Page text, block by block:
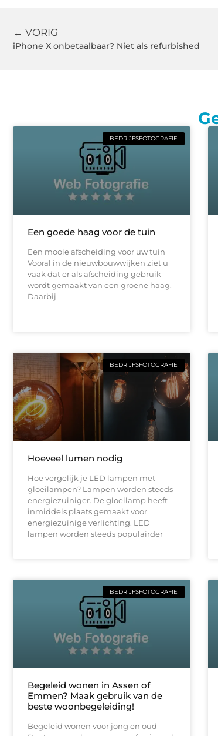
← VORIG
iPhone X onbetaalbaar? Niet als refurbished
BEDRIJFSFOTOGRAFIE
Een goede haag voor de tuin
Een mooie afscheiding voor uw tuin
Vooral in de nieuwbouwwijken ziet u
vaak dat er als afscheiding gebruik
wordt gemaakt van een groene haag.
Daarbij
BEDRIJFSFOTOGRAFIE
Hoeveel lumen nodig
Hoe vergelijk je LED lampen met
gloeilampen? Lampen worden steeds
energiezuiniger. De gloeilamp heeft
inmiddels plaats gemaakt voor
energiezuinige verlichting. LED
lampen worden steeds populairder
BEDRIJFSFOTOGRAFIE
Begeleid wonen in Assen of
Emmen? Maak gebruik van de
beste woonbegeleiding!
Begeleid wonen voor jong en oud